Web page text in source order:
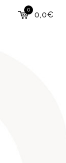
0
0,0€